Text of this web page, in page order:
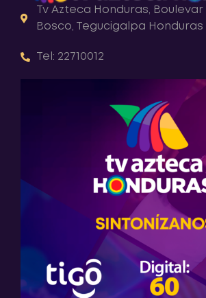
Tv Azteca Honduras, Boulevar
Bosco, Tegucigalpa Honduras
Tel: 22710012